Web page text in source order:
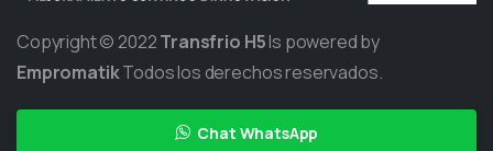
Copyright © 2022Transfrio H5Is powered by
EmpromatikTodos los derechos reservados.
Chat WhatsApp